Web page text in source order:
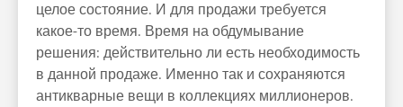
целое состояние. И для продажи требуется
какое-то время. Время на обдумывание
решения: действительно ли есть необходимость
в данной продаже. Именно так и сохраняются
антикварные вещи в коллекциях миллионеров.